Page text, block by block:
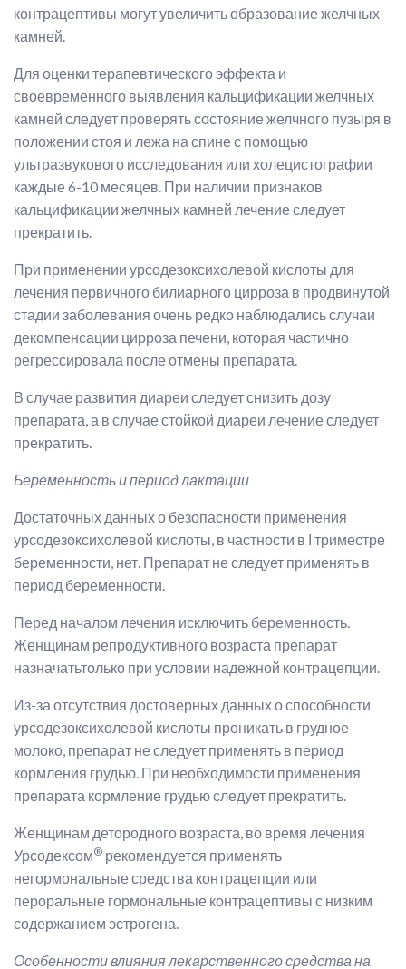
контрацептивы могут увеличить образование желчных
камней.
Для оценки терапевтического эффекта и
своевременного выявления кальцификации желчных
камней следует проверять состояние желчного пузыря в
положении стоя и лежа на спине с помощью
ультразвукового исследования или холецистографии
каждые 6-10 месяцев. При наличии признаков
кальцификации желчных камней лечение следует
прекратить.
При применении урсодезоксихолевой кислоты для
лечения первичного билиарного цирроза в продвинутой
стадии заболевания очень редко наблюдались случаи
декомпенсации цирроза печени, которая частично
регрессировала после отмены препарата.
В случае развития диареи следует снизить дозу
препарата, а в случае стойкой диареи лечение следует
прекратить.
Беременность и период лактации
Достаточных данных о безопасности применения
урсодезоксихолевой кислоты, в частности в Ι триместре
беременности, нет. Препарат не следует применять в
период беременности.
Перед началом лечения исключить беременность.
Женщинам репродуктивного возраста препарат
назначатьтолько при условии надежной контрацепции.
Из-за отсутствия достоверных данных о способности
урсодезоксихолевой кислоты проникать в грудное
молоко, препарат не следует применять в период
кормления грудью. При необходимости применения
препарата кормление грудью следует прекратить.
Женщинам детородного возраста, во время лечения
Урсодексом® рекомендуется применять
негормональные средства контрацепции или
пероральные гормональные контрацептивы с низким
содержанием эстрогена.
Особенности влияния лекарственного средства на